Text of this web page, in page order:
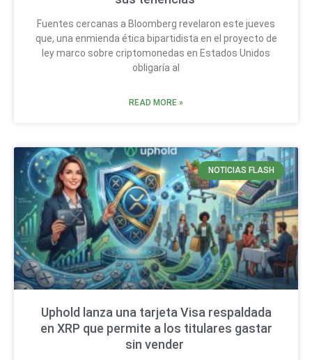
Fuentes cercanas a Bloomberg revelaron este jueves
que, una enmienda ética bipartidista en el proyecto de
ley marco sobre criptomonedas en Estados Unidos
obligaría al
READ MORE »
NOTICIAS FLASH
Uphold lanza una tarjeta Visa respaldada
en XRP que permite a los titulares gastar
sin vender